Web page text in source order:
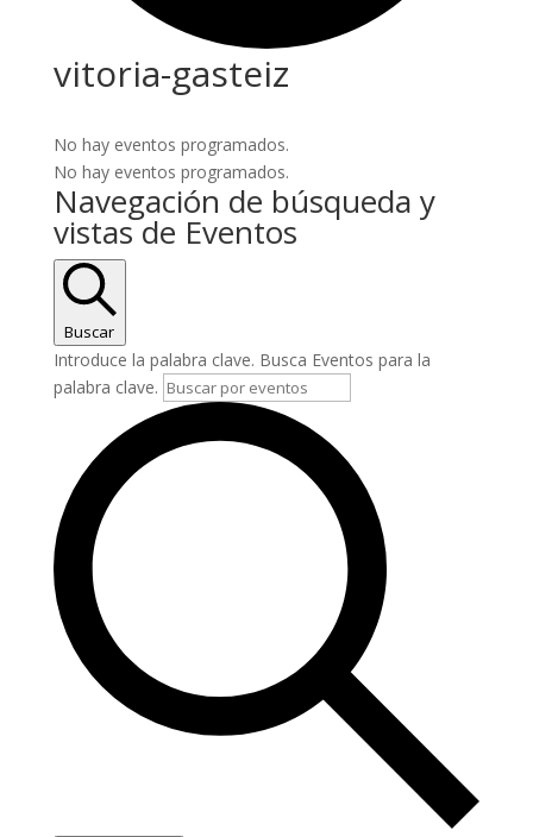
vitoria-gasteiz
No hay eventos programados.
No hay eventos programados.
Navegación de búsqueda y
vistas de Eventos
Buscar
Introduce la palabra clave. Busca Eventos para la
palabra clave.